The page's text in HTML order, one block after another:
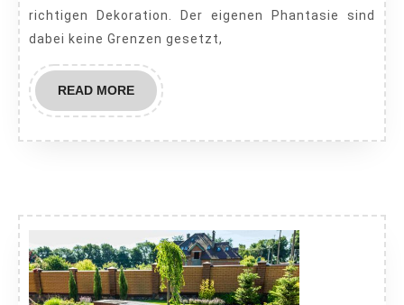
richtigen Dekoration. Der eigenen Phantasie sind
dabei keine Grenzen gesetzt,
READ MOREREAD
MORE